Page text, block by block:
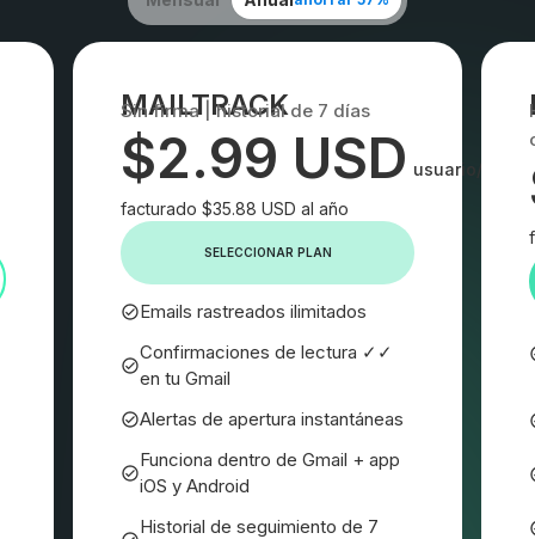
MAILTRACK
Sin firma | historial de 7 días
$2.99 USD usuario/mes
facturado $35.88 USD al año
SELECCIONAR PLAN
Emails rastreados ilimitados
Confirmaciones de lectura ✓✓
en tu Gmail
Alertas de apertura instantáneas
Funciona dentro de Gmail + app
iOS y Android
Historial de seguimiento de 7